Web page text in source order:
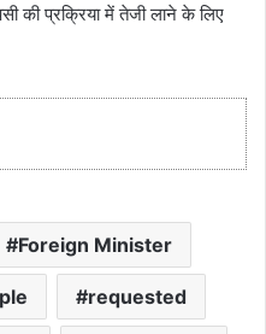
की प्रक्रिया में तेजी लाने के लिए
Foreign Minister
requested